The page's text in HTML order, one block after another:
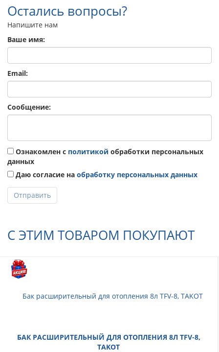
Остались вопросы?
Напишите нам
Ваше имя:
Email:
Сообщение:
Ознакомлен с политикой обработки персональных
данных
Даю согласие на обработку персональных данных
Отправить
С ЭТИМ ТОВАРОМ ПОКУПАЮТ
БАК РАСШИРИТЕЛЬНЫЙ ДЛЯ ОТОПЛЕНИЯ 8Л TFV-8,
TAKOT